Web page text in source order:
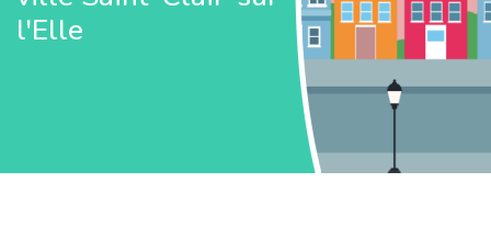
l'Elle